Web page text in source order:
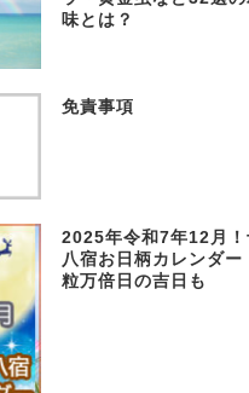
味とは？
免責事項
2025年令和7年12月！
八宿お日柄カレンダー
粒万倍日の吉日も